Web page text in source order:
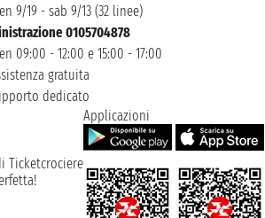
9/19 - sab 9/13 (32 linee)
0105704878
09:00 - 12:00 e 15:00 - 17:00
gratuita
dedicato
Ticketcrociere
Applicazioni